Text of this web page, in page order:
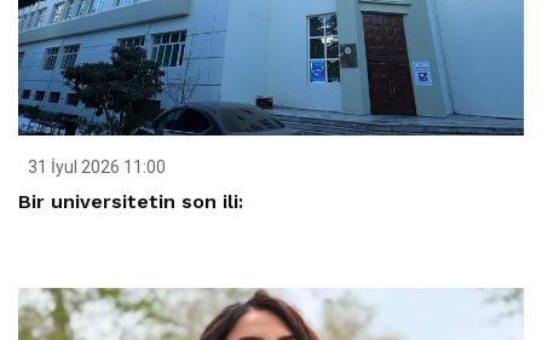
31 İyul 2026 11:00
Bir universitetin son ili: